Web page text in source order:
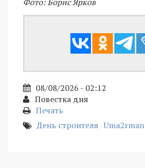
08/08/2026 - 02:12
Повестка дня
Печать
День строителя Uma2rman